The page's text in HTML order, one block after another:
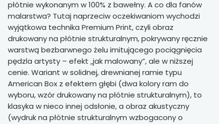
płótnie wykonanym w 100% z bawełny. A co dla fanów
malarstwa? Tutaj naprzeciw oczekiwaniom wychodzi
wyjątkowa technika Premium Print, czyli obraz
drukowany na płótnie strukturalnym, pokrywany ręcznie
warstwą bezbarwnego żelu imitującego pociągnięcia
pędzla artysty – efekt „jak malowany”, ale w niższej
cenie. Wariant w solidnej, drewnianej ramie typu
American Box z efektem głębi (dwa kolory ram do
wyboru, wzór drukowany na płótnie strukturalnym), to
klasyka w nieco innej odsłonie, a obraz akustyczny
(wydruk na płótnie strukturalnym wzbogacony o